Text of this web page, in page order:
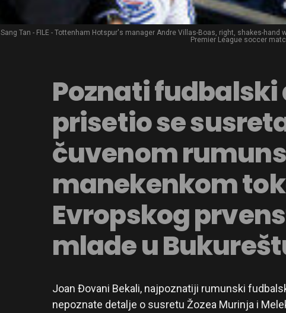
Sang Tan - FILE - Tottenham Hotspur's manager Andre Villas-Boas, right, shakes-
Premier League soccer
Poznati fudbalski
prisetio se
čuvenom
manekenkom
Evropskog
mlade u
Joan Đovani Bekali, najpoznatiji rumunski
nepoznate detalje o susretu Žozea Murinja i